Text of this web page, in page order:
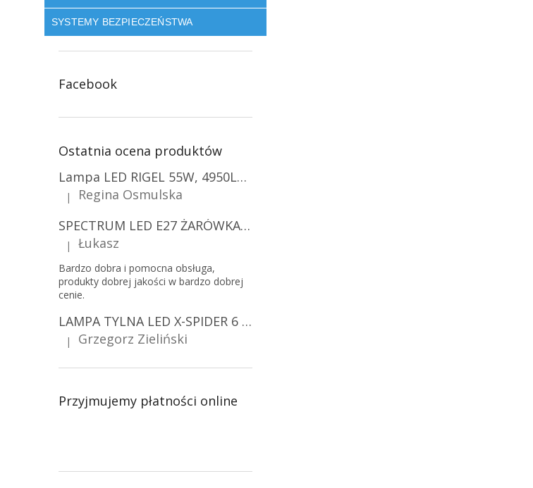
SYSTEMY BEZPIECZEŃSTWA
Facebook
Ostatnia ocena produktów
Lampa LED RIGEL 55W, 4950LM, E27, 6500K [WL-10]
Ocena produktu to 5 na 5 gwiazdek.
|
Regina Osmulska
SPECTRUM LED E27 ŻARÓWKA LED 9W, A60/10-PACK!
Ocena produktu to 5 na 5 gwiazdek.
| Łukasz
Bardzo dobra i pomocna obsługa,
produkty dobrej jakości w bardzo dobrej
cenie.
LAMPA TYLNA LED X-SPIDER 6 FUNKCJI, R10, R148, R150, IP67, MOCOWANIE NA ŚRUBY [L2425]
Ocena produktu to 5 na 5 gwiazdek.
| Grzegorz Zieliński
Przyjmujemy płatności online